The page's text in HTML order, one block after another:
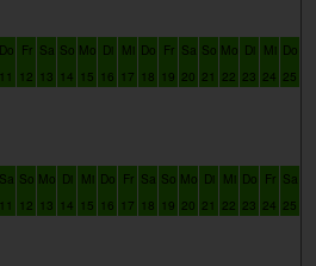
Do
11
Fr
12
Sa
13
So
14
Mo
15
Di
16
Mi
17
Do
18
Fr
19
Sa
20
So
21
Mo
22
Di
23
Mi
24
Do
25
Sa
11
So
12
Mo
13
Di
14
Mi
15
Do
16
Fr
17
Sa
18
So
19
Mo
20
Di
21
Mi
22
Do
23
Fr
24
Sa
25